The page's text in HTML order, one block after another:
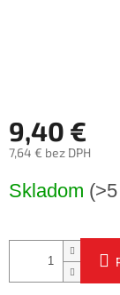
9,40 €
7,64 € bez DPH
cena:
Skladom